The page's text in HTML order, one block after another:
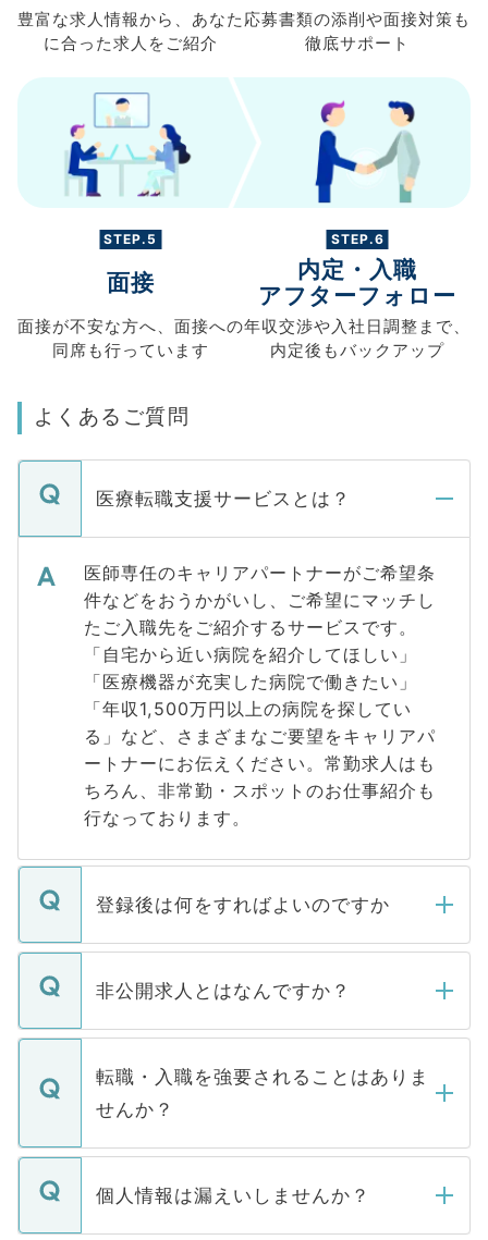
豊富な求人情報から、 あなた
に合った求人を ご紹介
応募書類の添削や面接対策も
徹底サポート
STEP.5
面接
面接が不安な方へ、 面接への
同席も行っています
STEP.6
内定・入職
アフターフォロー
年収交渉や入社日調整まで、
内定後もバックアップ
よくあるご質問
医療転職支援サービスとは？
医師専任のキャリアパートナーがご希望条
件などをおうかがいし、ご希望にマッチし
たご入職先をご紹介するサービスです。
「自宅から近い病院を紹介してほしい」
「医療機器が充実した病院で働きたい」
「年収1,500万円以上の病院を探してい
る」など、さまざまなご要望をキャリアパ
ートナーにお伝えください。常勤求人はも
ちろん、非常勤・スポットのお仕事紹介も
行なっております。
登録後は何をすればよいのですか
ご登録いただきましたら、弊社担当者がご
登録内容を確認し、その後メールもしくは
ます。通常、5営業日以内にはご連絡をせて
いただきますので、しばらくお待ちくださ
非公開求人とはなんですか？
マイナビDOCTORで取り扱っている求人の
うち約3割は、Webサイトからご覧いただ
けない「非公開求人」です。非公開求人は
下記の理由によって、一般には公開してい
ません。
■応募殺到を避けるため 人気のある医療機
関を公にしてしまうと、応募が殺到する場
転職・入職を強要されることはありま
せんか？
転職・入職を強要することは一切ありませ
ん。また、仮に応募先から内定をいただい
個人情報は漏えいしませんか？